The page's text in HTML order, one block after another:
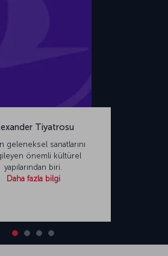
Tiyatrosu
geleneksel sanatlarını
önemli kültürel
yapılarından biri.
Daha fazla bilgi